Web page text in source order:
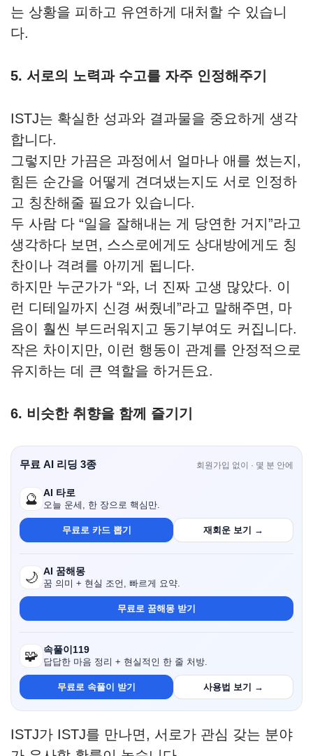
는 상황을 피하고 유연하게 대처할 수 있습니
다.
5. 서로의 노력과 수고를 자주 인정해주기
ISTJ는 확실한 성과와 결과물을 중요하게 생각
합니다.
그렇지만 가끔은 과정에서 얼마나 애를 썼는지,
힘든 순간을 어떻게 견뎌냈는지도 서로 인정하
고 칭찬해줄 필요가 있습니다.
두 사람 다 “일을 잘해내는 게 당연한 거지”라고
생각하다 보면, 스스로에게도 상대방에게도 칭
찬이나 격려를 아끼게 됩니다.
하지만 누군가가 “와, 너 진짜 고생 많았다. 이
런 디테일까지 신경 써줬네”라고 말해주면, 마
음이 훨씬 부드러워지고 동기부여도 커집니다.
작은 차이지만, 이런 행동이 관계를 안정적으로
유지하는 데 큰 역할을 하거든요.
6. 비슷한 취향을 함께 즐기기
무료 AI 리딩 3종 회원가입 없이 · 몇 분 안에
🔮 AI 타로
오늘 운세, 한 장으로 핵심만.
무료로 카드 뽑기 재회운 보기 →
🌙 AI 꿈해몽
꿈 의미 + 현실 조언, 빠르게 요약.
무료로 꿈해몽 받기
🧩 속풀이119
답답한 마음 정리 + 현실적인 한 줄 처방.
무료로 속풀이 받기 사용법 보기 →
ISTJ가 ISTJ를 만나면, 서로가 관심 갖는 분야